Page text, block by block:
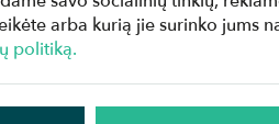
arba kurią jie surinko jums
politiką.